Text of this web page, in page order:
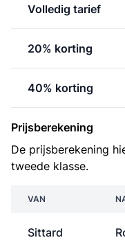
Volledig tarief
20% korting
40% korting
Prijsberekening
De prijsberekening
tweede klasse.
VAN
Sittard